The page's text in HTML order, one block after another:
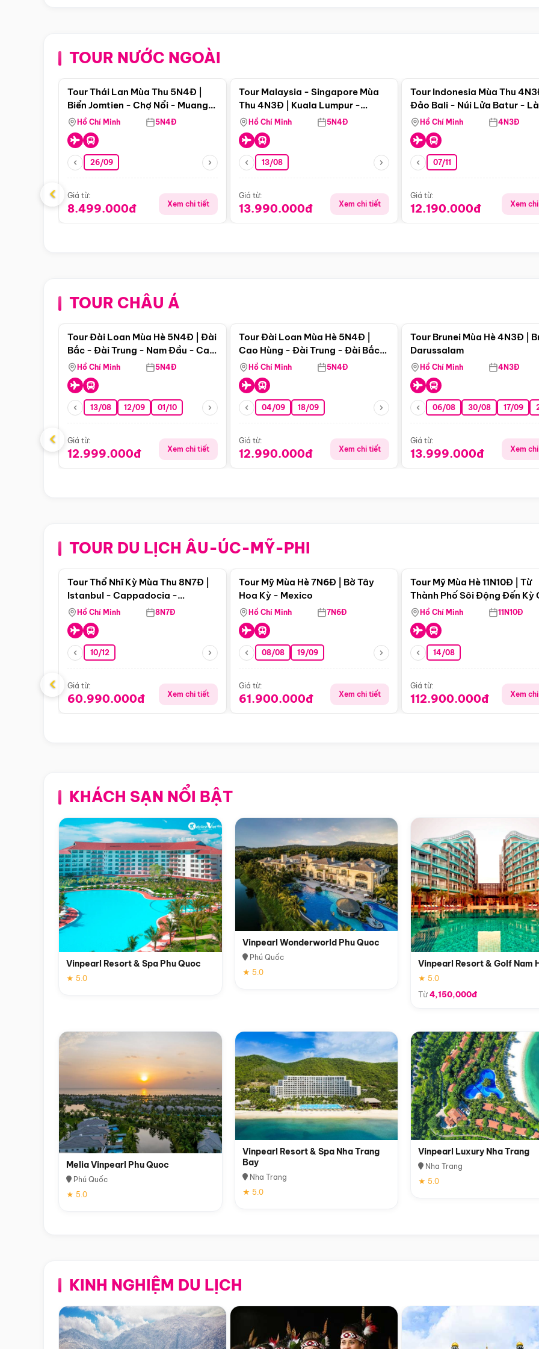
TOUR NƯỚC NGOÀI
Điểm nổi bật
Tour Thái Lan Mùa Thu 5N4Đ |
Biển Jomtien - Chợ Nổi - Muang
Boran - Suanthai
Hồ Chí Minh 5N4Đ
26/09
Giá từ:
8.499.000đ Xem chi tiết
Tour Malaysia - Singapore Mùa
Thu 4N3Đ | Kuala Lumpur -
Malacca - Johor Baru -
Singapore
Hồ Chí Minh 5N4Đ
13/08
Giá từ:
13.990.000đ Xem chi tiết
Tour Indonesia Mùa Thu
Đảo Bali - Núi Lửa Batur -
Penglipuran
Hồ Chí Minh 4N3Đ
07/11
Giá từ:
12.190.000đ Xem
‹
TOUR CHÂU ÁĐiểm nổi bật
Tour Đài Loan Mùa Hè 5N4Đ | Đài
Bắc - Đài Trung - Nam Đầu - Cao
Hùng ( Bay Vn)
Hồ Chí Minh 5N4Đ
13/08 12/09 01/10
Giá từ:
12.999.000đ Xem chi tiết
Tour Đài Loan Mùa Hè 5N4Đ |
Cao Hùng - Đài Trung - Đài Bắc
(Bay Vj)
Hồ Chí Minh 5N4Đ
04/09 18/09
Giá từ:
12.990.000đ Xem chi tiết
Tour Brunei Mùa Hè 4N3Đ |
Darussalam
Hồ Chí Minh 4N3Đ
06/08 30/08 17/09
Giá từ:
13.999.000đ Xem
‹
TOUR DU LỊCH ÂU-ÚC-MỸ-PHI
Điểm nổi bật
Tour Thổ Nhĩ Kỳ Mùa Thu 8N7Đ |
Istanbul - Cappadocia -
Pamukkale
Hồ Chí Minh 8N7Đ
10/12
Giá từ:
60.990.000đ Xem chi tiết
Tour Mỹ Mùa Hè 7N6Đ | Bờ Tây
Hoa Kỳ - Mexico
Hồ Chí Minh 7N6Đ
08/08 19/09
Giá từ:
61.900.000đ Xem chi tiết
Tour Mỹ Mùa Hè 11N10Đ | Từ
Thành Phố Sôi Động Đến Kỳ
Thiên Nhiên Mỹ
Hồ Chí Minh 11N10Đ
14/08
Giá từ:
112.900.000đ Xem
‹
KHÁCH SẠN NỔI BẬT
Vinpearl Resort & Spa Phu Quoc
★ 5.0
Vinpearl Wonderworld Phu Quoc
Phú Quốc
★ 5.0
Vinpearl Resort & Golf Nam
★ 5.0
Từ4,150,000đ
Melia Vinpearl Phu Quoc
Phú Quốc
★ 5.0
Vinpearl Resort & Spa Nha Trang
Bay
Nha Trang
★ 5.0
Vinpearl Luxury Nha Trang
Nha Trang
★ 5.0
KINH NGHIỆM DU LỊCH